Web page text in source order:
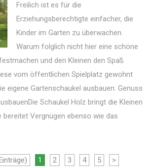
Freilich ist es für die
Erziehungsberechtigte einfacher, die
Kinder im Garten zu überwachen.
Warum folglich nicht hier eine schöne
und den Kleinen den Spaß
vom öffentlichen Spielplatz gewohnt
eigene Gartenschaukel ausbauen: Genuss
Schaukel Holz bringt die Kleinen
bereitet Vergnügen ebenso wie das
1 2 3 4 5 >